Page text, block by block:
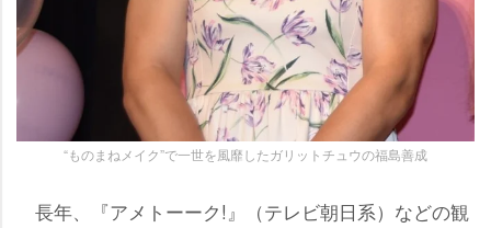
“ものまねメイク”で一世を風靡したガリットチュウの福島善成
長年、『アメトーーク!』（テレビ朝日系）などの観